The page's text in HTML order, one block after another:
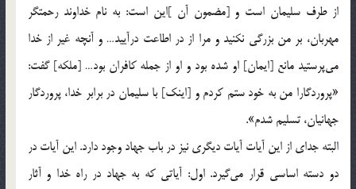
از طرف سلیمان است و [مضمون آن ]این است: به نام خداوند رحمتگر
مهربان، بر من بزرگی نکنید و مرا از در اطاعت درآیید… و آنچه غیر از خدا
می‌پرستید مانع [ایمان‌] او شده بود و او از جمله کافران بود… [ملکه‌] گفت:
«پروردگارا من به خود ستم کردم و [اینک‌] با سلیمان در برابر خدا، پروردگار
جهانیان، تسلیم شدم».
البته جدای از این آیات آیات دیگری نیز در باب جهاد وجود دارد. این آیات در
دو دسته اساسی قرار می‌گیرد. اول: آیاتی که به جهاد در راه خدا و آثار